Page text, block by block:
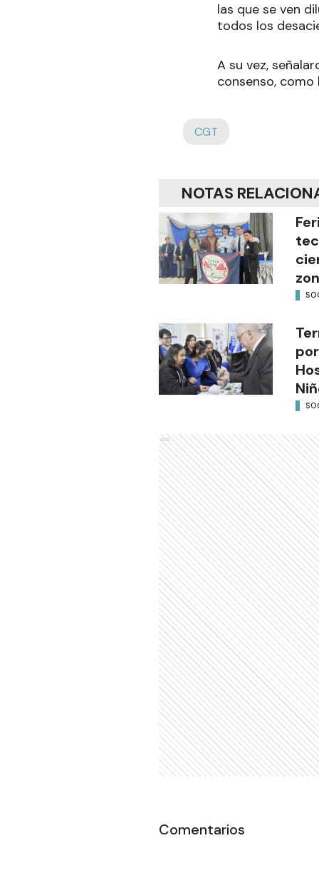
las que se ven
todos los
A su vez,
consenso,
CGT
NOTAS
Ads
Comentarios